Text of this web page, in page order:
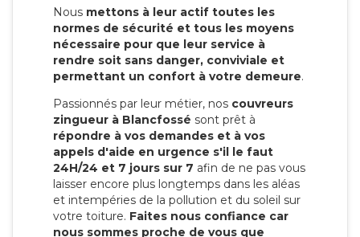
Nous mettons à leur actif toutes les
normes de sécurité et tous les moyens
nécessaire pour que leur service à
rendre soit sans danger, conviviale et
permettant un confort à votre demeure.
Passionnés par leur métier, nos couvreurs
zingueur à Blancfossé sont prêt à
répondre à vos demandes et à vos
appels d'aide en urgence s'il le faut
24H/24 et 7 jours sur 7 afin de ne pas vous
laisser encore plus longtemps dans les aléas
et intempéries de la pollution et du soleil sur
votre toiture. Faites nous confiance car
nous sommes proche de vous que